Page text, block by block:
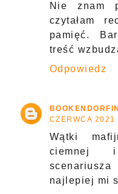
Nie znam
czytałam
pamięć.
treść
Odpowiedz
CZERWCA 2021
Wątki
ciemnej
najlepiej mi